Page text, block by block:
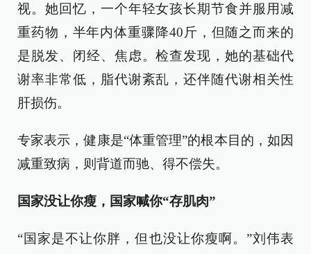
视。她回忆，一个年轻女孩长期节食并服用减
重药物，半年内体重骤降40斤，但随之而来的
是脱发、闭经、焦虑。检查发现，她的基础代
谢率非常低，脂代谢紊乱，还伴随代谢相关性
肝损伤。
专家表示，健康是“体重管理”的根本目的，如因
减重致病，则背道而驰、得不偿失。
国家没让你瘦，国家喊你“存肌肉”
“国家是不让你胖，但也没让你瘦啊。”刘伟表